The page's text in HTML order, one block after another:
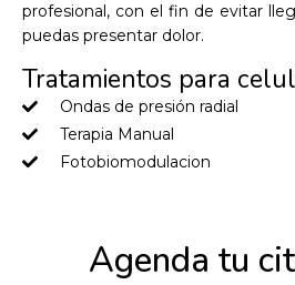
profesional, con el fin de evitar
puedas presentar dolor.
Tratamientos para
Ondas de presión radial
Terapia Manual
Fotobiomodulacion
Agenda tu